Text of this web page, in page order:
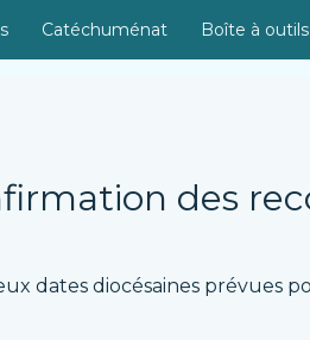
Catéchuménat Boîte à outils
des
dates diocésaines prévues